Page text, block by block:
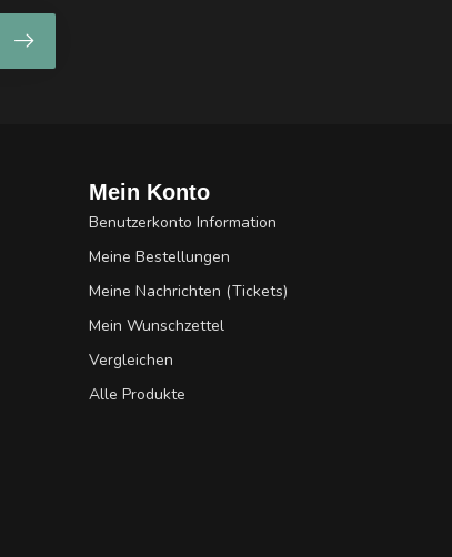
Mein Konto
Benutzerkonto Information
Meine Bestellungen
Meine Nachrichten (Tickets)
Mein Wunschzettel
Vergleichen
Alle Produkte